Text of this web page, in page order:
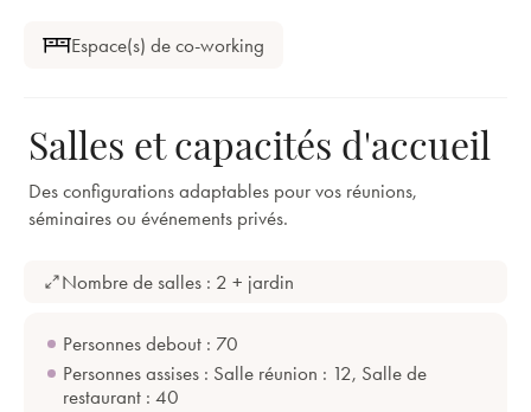
Espace(s) de co-working
Salles et capacités d'accueil
Des configurations adaptables pour vos réunions,
séminaires ou événements privés.
Nombre de salles : 2 + jardin
Personnes debout : 70
Personnes assises : Salle réunion : 12, Salle de
restaurant : 40